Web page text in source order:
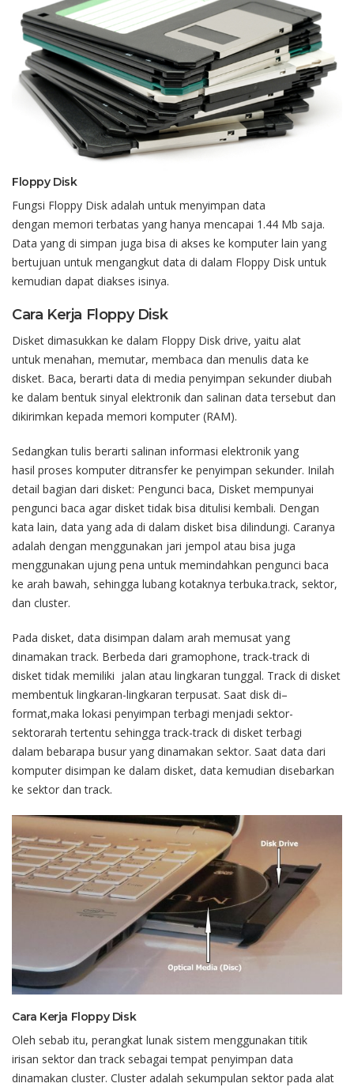
Floppy Disk
Fungsi Floppy Disk adalah untuk menyimpan data
dengan memori terbatas yang hanya mencapai 1.44 Mb saja.
Data yang di simpan juga bisa di akses ke komputer lain yang
bertujuan untuk mengangkut data di dalam Floppy Disk untuk
kemudian dapat diakses isinya.
Cara Kerja Floppy Disk
Disket dimasukkan ke dalam Floppy Disk drive, yaitu alat
untuk menahan, memutar, membaca dan menulis data ke
disket. Baca, berarti data di media penyimpan sekunder diubah
ke dalam bentuk sinyal elektronik dan salinan datatersebut dan
dikirimkan kepada memori komputer (RAM).
Sedangkan tulis berarti salinan informasi elektronik yang
hasil proses komputer ditransfer ke penyimpan sekunder. Inilah
detail bagian dari disket: Pengunci baca, Disket mempunyai
pengunci baca agar disket tidak bisa ditulisi kembali. Dengan
kata lain, data yang ada di dalam disket bisa dilindungi. Caranya
adalah dengan menggunakan jari jempol atau bisa juga
menggunakan ujung pena untuk memindahkan pengunci baca
ke arah bawah, sehingga lubang kotaknya terbuka.track, sektor,
dan cluster.
Pada disket, data disimpan dalam arah memusat yang
dinamakan track. Berbeda dari gramophone, track-track di
disket tidak memiliki jalan atau lingkaran tunggal. Track di disket
membentuk lingkaran-lingkaran terpusat. Saat disk di–
format,maka lokasi penyimpan terbagi menjadi sektor-
sektorarah tertentu sehingga track-track di disket terbagi
dalam bebarapa busur yang dinamakan sektor. Saat data dari
komputer disimpan ke dalam disket, data kemudian disebarkan
ke sektor dantrack.
Cara Kerja Floppy Disk
Oleh sebab itu, perangkat lunak sistem menggunakan titik
irisan sektor dantrack sebagai tempat penyimpan data
dinamakan cluster. Cluster adalah sekumpulan sektor pada alat